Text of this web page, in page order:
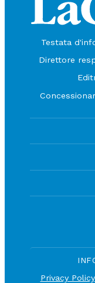
Testata
Direttore
Privacy Policy